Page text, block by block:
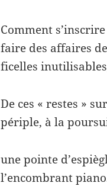
Comment
faire des affaires
ficelles
De ces « restes »
périple, à la
une pointe
l’encombrant